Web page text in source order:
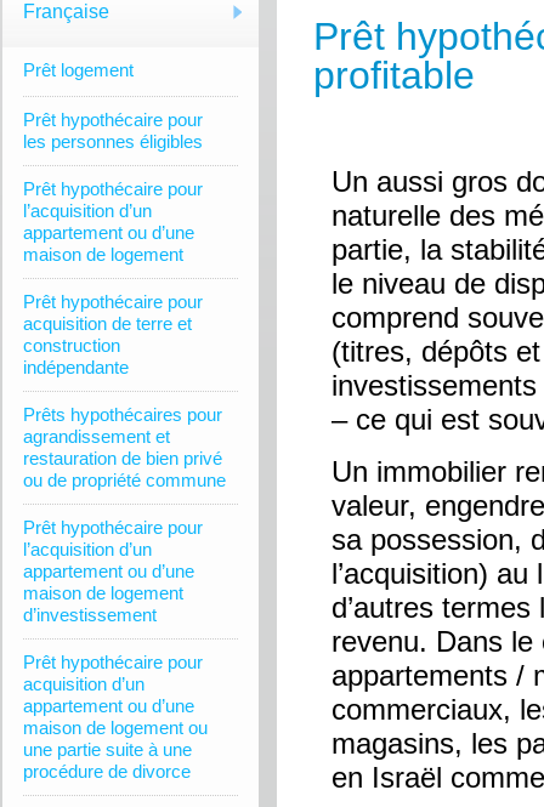
Française
Prêt logement
Prêt hypothécaire pour
les personnes éligibles
Prêt hypothécaire pour
l’acquisition d’un
appartement ou d’une
maison de logement
Prêt hypothécaire pour
acquisition de terre et
construction
indépendante
Prêts hypothécaires pour
agrandissement et
restauration de bien privé
ou de propriété commune
Prêt hypothécaire pour
l’acquisition d’un
appartement ou d’une
maison de logement
d’investissement
Prêt hypothécaire pour
acquisition d’un
appartement ou d’une
maison de logement ou
une partie suite à une
procédure de divorce
Prêt
profitable
Un aussi gros
naturelle des
partie, la
le niveau de
comprend
(titres, dépôts
– ce qui est
Un immobilier
valeur,
sa possession,
l’acquisition)
d’autres
revenu. Dans le
appartements /
commerciaux,
magasins, les
en Israël